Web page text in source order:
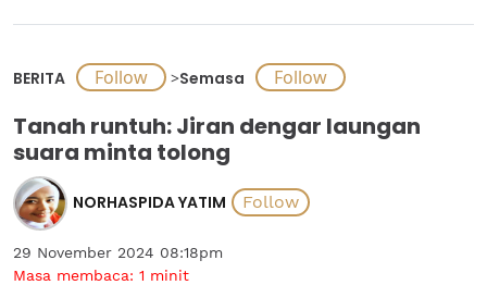
BERITA >Semasa
Tanah runtuh: Jiran dengar laungan
suara minta tolong
NORHASPIDA YATIM
29 November 2024 08:18pm
Masa membaca: 1 minit